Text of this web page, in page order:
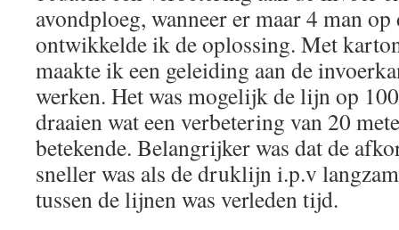
avondploeg, wanneer er maar 4 man
ontwikkelde ik de oplossing. Met
maakte ik een geleiding aan de
werken. Het was mogelijk de lijn op
draaien wat een verbetering van 20
betekende. Belangrijker was dat de
sneller was als de druklijn i.p.v
tussen de lijnen was verleden tijd.